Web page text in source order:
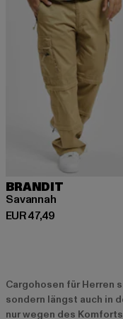
BRANDIT
Savannah
EUR 47,49
Derzeitiger Preis: EUR
Cargohosen für Herren
sondern längst auch in
nur wegen des